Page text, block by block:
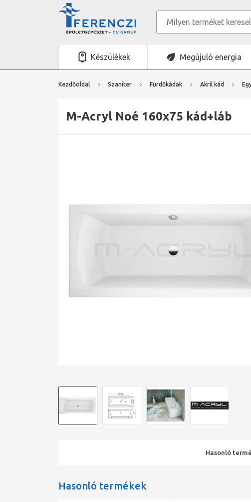
Készülékek Megújuló energia
Kezdőoldal Szaniter Fürdőkádak Akril kád
M-Acryl Noé 160x75 kád+láb
Hasonló
Hasonló termékek